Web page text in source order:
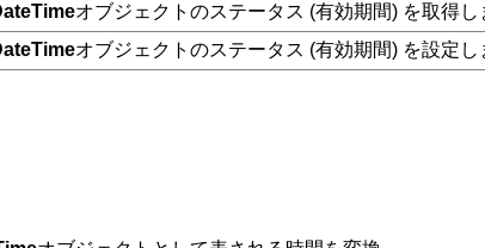
オブジェクトのステータス (有効期間) を取得し
オブジェクトのステータス (有効期間) を設定し